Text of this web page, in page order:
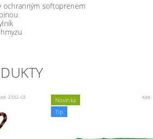
ochranným softoprenem
2552-CE
Novinka
Tip
Kód: